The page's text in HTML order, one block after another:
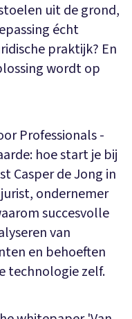
uit de grond,
écht
praktijk? En
wordt op
Professionals -
hoe start je bij
Casper de Jong in
ondernemer
succesvolle
van
en behoeften
technologie zelf.